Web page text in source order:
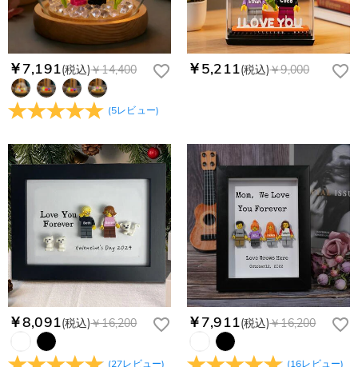
￥7,191(税込)￥14,400
(5レビュー)
￥5,211(税込)￥9,000
￥8,091(税込)￥16,200
(27レビュー)
￥7,911(税込)￥16,200
(16レビュー)